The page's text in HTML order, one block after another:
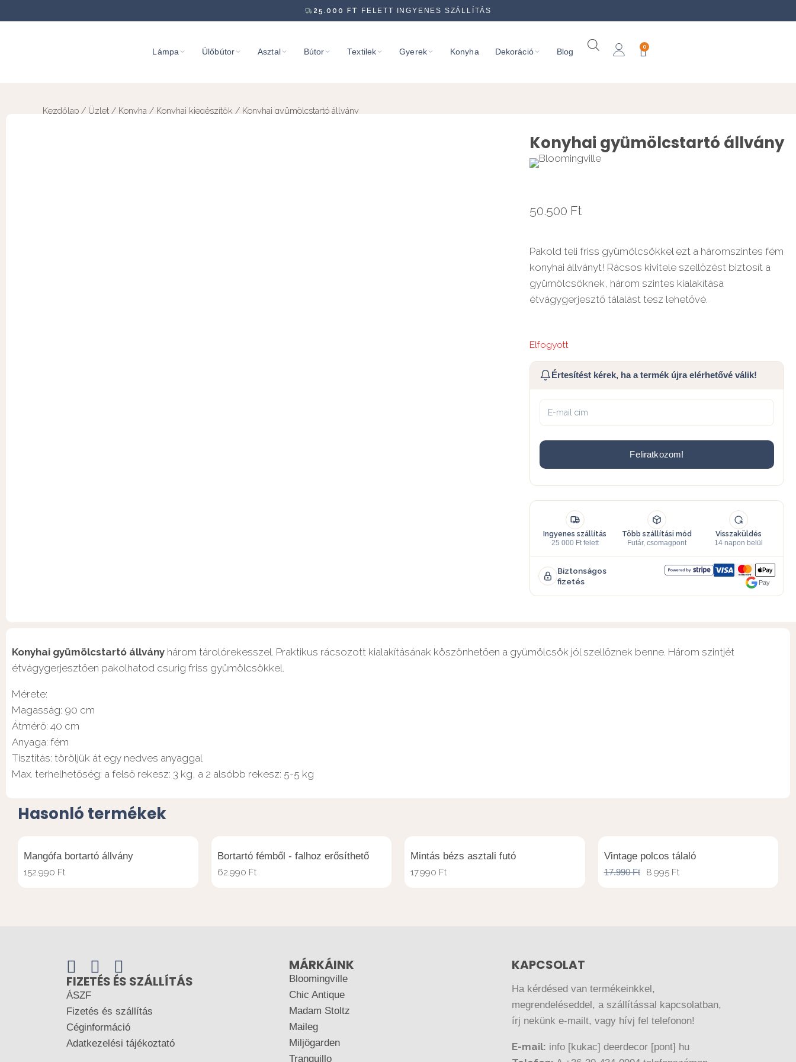
25.000 FT FELETT INGYENES SZÁLLÍTÁS
Lámpa Ülőbútor Asztal Bútor Textilek Gyerek Konyha Dekoráció Blog
0
Kezdőlap / Üzlet / Konyha / Konyhai kiegészítők / Konyhai gyümölcstartó állvány
Konyhai gyümölcstartó állvány
50.500 Ft
Pakold teli friss gyümölcsökkel ezt a háromszintes fém
konyhai állványt! Rácsos kivitele szellőzést biztosít a
gyümölcsöknek, három szintes kialakítása
étvágygerjesztő tálalást tesz lehetővé.
Elfogyott
Értesítést kérek, ha a termék újra elérhetővé válik!
Feliratkozom!
Ingyenes szállítás
25 000 Ft felett
Több szállítási mód
Futár, csomagpont
Visszaküldés
14 napon belül
Biztonságos
fizetés
Pay
Konyhai gyümölcstartó állvány három tárolórekesszel. Praktikus rácsozott kialakításának köszönhetően a gyümölcsök jól szellőznek benne. Három szintjét
étvágygerjesztően pakolhatod csurig friss gyümölcsökkel.
Mérete:
Magasság: 90 cm
Átmérő: 40 cm
Anyaga: fém
Tisztítás: töröljük át egy nedves anyaggal
Max. terhelhetőség: a felső rekesz: 3 kg, a 2 alsóbb rekesz: 5-5 kg
Hasonló termékek
Mangófa bortartó állvány
152.990 Ft
Bortartó fémből - falhoz erősíthető
62.990 Ft
Mintás bézs asztali futó
17.990 Ft
Vintage polcos tálaló
17.990Ft 8.995 Ft
FIZETÉS ÉS SZÁLLÍTÁS
ÁSZF
Fizetés és szállítás
Céginformáció
Adatkezelési tájékoztató
MÁRKÁINK
Bloomingville
Chic Antique
Madam Stoltz
Maileg
Miljögarden
Tranquillo
KAPCSOLAT
Ha kérdésed van termékeinkkel,
megrendeléseddel, a szállítással kapcsolatban,
írj nekünk e-mailt, vagy hívj fel telefonon!
E-mail: info [kukac] deerdecor [pont] hu